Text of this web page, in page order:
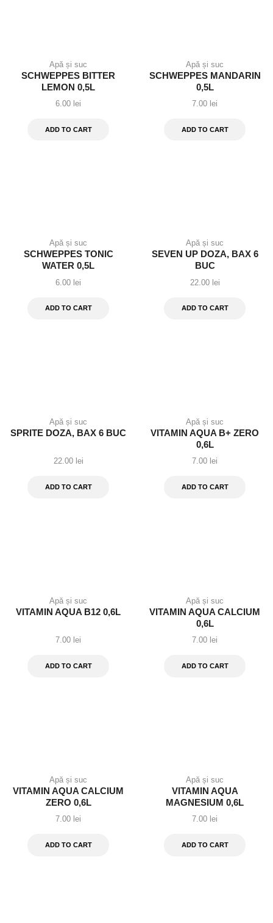
Apă și suc
SCHWEPPES BITTER
LEMON 0,5L
6.00 lei
ADD TO CART
Apă și suc
SCHWEPPES MANDARIN
0,5L
7.00 lei
ADD TO CART
Apă și suc
SCHWEPPES TONIC
WATER 0,5L
6.00 lei
ADD TO CART
Apă și suc
SEVEN UP DOZA, BAX 6
BUC
22.00 lei
ADD TO CART
Apă și suc
SPRITE DOZA, BAX 6 BUC
22.00 lei
ADD TO CART
Apă și suc
VITAMIN AQUA B+ ZERO
0,6L
7.00 lei
ADD TO CART
Apă și suc
VITAMIN AQUA B12 0,6L
7.00 lei
ADD TO CART
Apă și suc
VITAMIN AQUA CALCIUM
0,6L
7.00 lei
ADD TO CART
Apă și suc
VITAMIN AQUA CALCIUM
ZERO 0,6L
7.00 lei
ADD TO CART
Apă și suc
VITAMIN AQUA
MAGNESIUM 0,6L
7.00 lei
ADD TO CART